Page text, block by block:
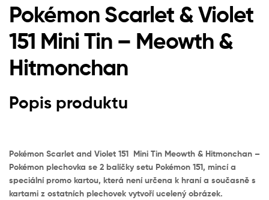
Pokémon Scarlet & Violet
151 Mini Tin – Meowth &
Hitmonchan
Popis produktu
Pokémon Scarlet and Violet 151 Mini Tin Meowth & Hitmonchan –
Pokémon plechovka se 2 balíčky setu Pokémon 151, mincí a
speciální promo kartou, která není určena k hraní a současně s
kartami z ostatních plechovek vytvoří ucelený obrázek.